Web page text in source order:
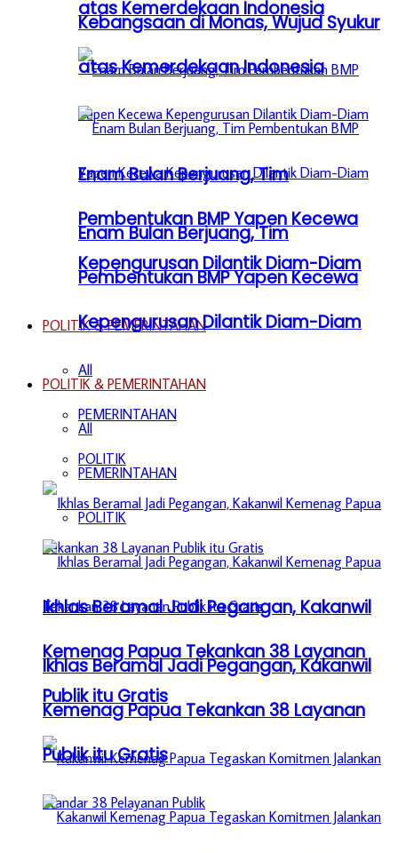
atas Kemerdekaan Indonesia
Enam Bulan Berjuang, Tim
Pembentukan BMP Yapen Kecewa
Kepengurusan Dilantik Diam-Diam
POLITIK & PEMERINTAHAN
All
PEMERINTAHAN
POLITIK
Ikhlas Beramal Jadi Pegangan, Kakanwil
Kemenag Papua Tekankan 38 Layanan
Publik itu Gratis
Kebangsaan di Monas, Wujud Syukur
atas Kemerdekaan Indonesia
Enam Bulan Berjuang, Tim
Pembentukan BMP Yapen Kecewa
Kepengurusan Dilantik Diam-Diam
POLITIK & PEMERINTAHAN
All
PEMERINTAHAN
POLITIK
Ikhlas Beramal Jadi Pegangan, Kakanwil
Kemenag Papua Tekankan 38 Layanan
Publik itu Gratis